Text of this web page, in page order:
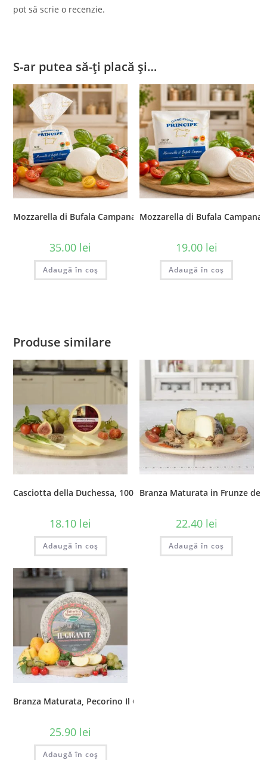
pot să scrie o recenzie.
S-ar putea să-ți placă și…
Mozzarella di Bufala Campana DOP – Paradiso, 250 gr
35.00 lei
Adaugă în coș
Mozzarella di Bufala Campana
19.00 lei
Adaugă în coș
Produse similare
Casciotta della Duchessa, 100 gr
18.10 lei
Adaugă în coș
Branza Maturata in Frunze de
22.40 lei
Adaugă în coș
Branza Maturata, Pecorino Il Gigante, 100 gr
25.90 lei
Adaugă în coș